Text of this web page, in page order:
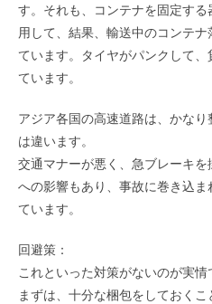
す。それも、コンテナを固定す
用して、結果、輸送中のコンテ
ています。タイヤがパンクして
ています。
アジア各国の高速道路は、かな
は違います。
交通マナーが悪く、急ブレーキ
への影響もあり、事故に巻き込
ています。
回避策：
これといった対策がないのが実情
まずは、十分な梱包をしておくこ